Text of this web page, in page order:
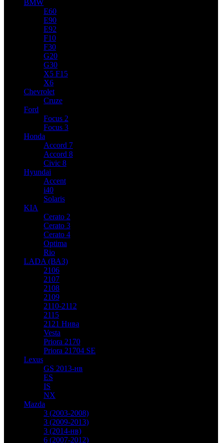
BMW
E60
E90
E92
F10
F30
G20
G30
X5 F15
X6
Chevrolet
Cruze
Ford
Focus 2
Focus 3
Honda
Accord 7
Accord 8
Civic 8
Hyundai
Accent
i40
Solaris
KIA
Cerato 2
Cerato 3
Cerato 4
Optima
Rio
LADA (ВАЗ)
2106
2107
2108
2109
2110-2112
2115
2121 Нива
Vesta
Priora 2170
Priora 21704 SE
Lexus
GS 2013-нв
ES
IS
NX
Mazda
3 (2003-2008)
3 (2009-2013)
3 (2014-нв)
6 (2007-2012)